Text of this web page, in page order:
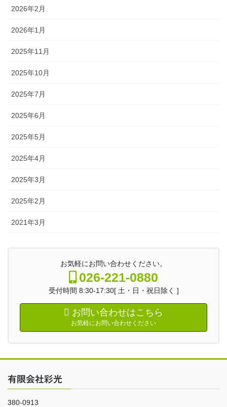
2026年2月
2026年1月
2025年11月
2025年10月
2025年7月
2025年6月
2025年5月
2025年4月
2025年3月
2025年2月
2021年3月
お気軽にお問い合わせください。
026-221-0880
受付時間 8:30-17:30[ 土・日・祝日除く ]
お問い合わせはこちら
お気軽にお問い合わせください
有限会社彩光
380-0913